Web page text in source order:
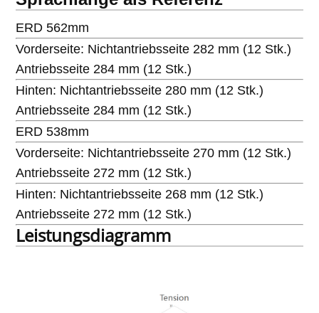
ERD 562mm
Vorderseite: Nichtantriebsseite 282 mm (12 Stk.)
Antriebsseite 284 mm (12 Stk.)
Hinten: Nichtantriebsseite 280 mm (12 Stk.)
Antriebsseite 284 mm (12 Stk.)
ERD 538mm
Vorderseite: Nichtantriebsseite 270 mm (12 Stk.)
Antriebsseite 272 mm (12 Stk.)
Hinten: Nichtantriebsseite 268 mm (12 Stk.)
Antriebsseite 272 mm (12 Stk.)
Leistungsdiagramm